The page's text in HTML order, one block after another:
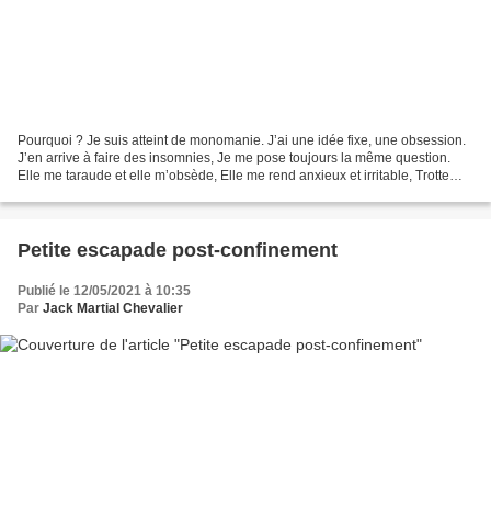
Pourquoi ? Je suis atteint de monomanie. J’ai une idée fixe, une obsession.
J’en arrive à faire des insomnies, Je me pose toujours la même question.
Elle me taraude et elle m’obsède, Elle me rend anxieux et irritable, Trotte
Petite escapade post-confinement
Publié le 12/05/2021 à 10:35
Par Jack Martial Chevalier